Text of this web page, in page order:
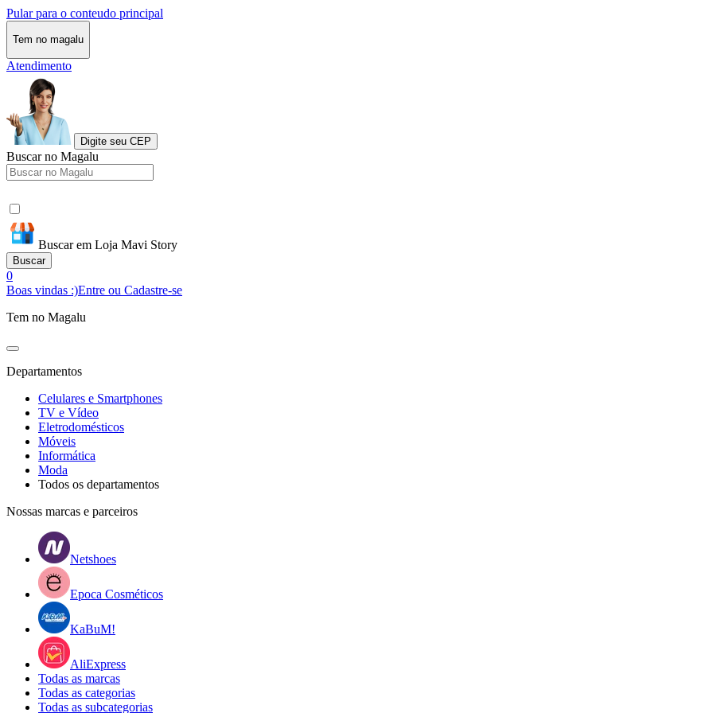
Pular para o conteudo principal
Tem no magalu
Atendimento
Digite seu CEP
Buscar no Magalu
Buscar em Loja Mavi Story
Buscar
0
Boas vindas :)Entre ou Cadastre-se
Tem no Magalu
Departamentos
Celulares e Smartphones
TV e Vídeo
Eletrodomésticos
Móveis
Informática
Moda
Todos os departamentos
Nossas marcas e parceiros
Netshoes
Epoca Cosméticos
KaBuM!
AliExpress
Todas as marcas
Todas as categorias
Todas as subcategorias